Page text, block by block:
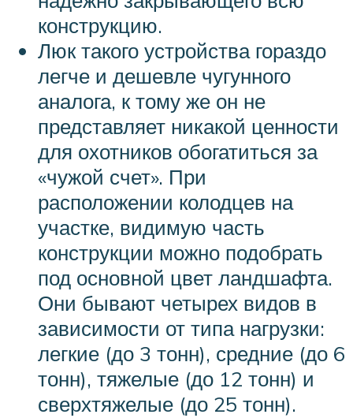
конструкцию.
Люк такого устройства гораздо
легче и дешевле чугунного
аналога, к тому же он не
представляет никакой ценности
для охотников обогатиться за
«чужой счет». При
расположении колодцев на
участке, видимую часть
конструкции можно подобрать
под основной цвет ландшафта.
Они бывают четырех видов в
зависимости от типа нагрузки:
легкие (до 3 тонн), средние (до 6
тонн), тяжелые (до 12 тонн) и
сверхтяжелые (до 25 тонн).